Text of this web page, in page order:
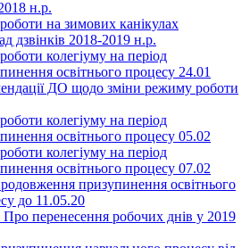
н.р.
на зимових канікулах
дзвінків 2018-2019 н.р.
колегіуму на період
освітнього процесу 24.01
ДО щодо зміни режиму роботи
колегіуму на період
освітнього процесу 05.02
колегіуму на період
освітнього процесу 07.02
призупинення освітнього
до 11.05.20
Про перенесення робочих днів у 2019